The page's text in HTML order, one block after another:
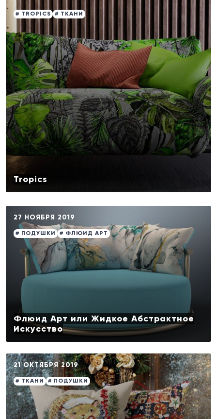
# TROPICS # ТКАНИ
Tropics
27 НОЯБРЯ 2019
# ПОДУШКИ # ФЛЮИД АРТ
Флюид Арт или Жидкое Абстрактное
Искусство
21 ОКТЯБРЯ 2019
# ТКАНИ # ПОДУШКИ